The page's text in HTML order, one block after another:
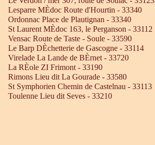
Lesparre MÈdoc Route d'Hourtin - 33340
Ordonnac Place de Plautignan - 33340
St Laurent MÈdoc 163, le Perganson - 33112
Vensac Route de Taste - Soule - 33590
Le Barp DÈchetterie de Gascogne - 33114
Virelade La Lande de BÈrnet - 33720
La RÈole ZI Frimont - 33190
Rimons Lieu dit La Gourade - 33580
St Symphorien Chemin de Castelnau - 33113
Toulenne Lieu dit Seves - 33210